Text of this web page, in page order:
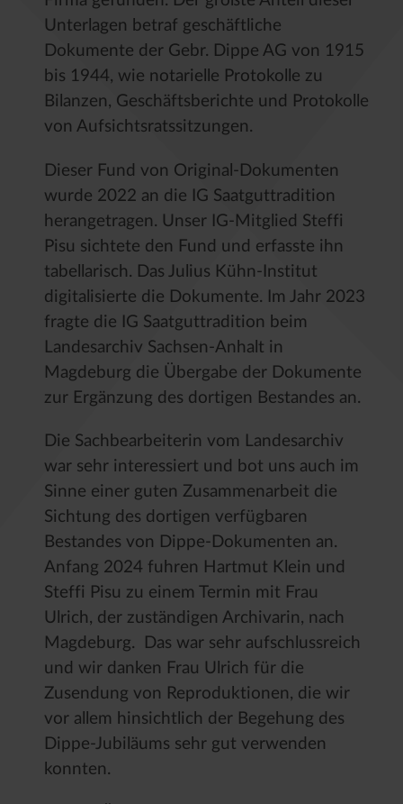
Unterlagen betraf geschäftliche
Dokumente der Gebr. Dippe AG von 1915
bis 1944, wie notarielle Protokolle zu
Bilanzen, Geschäftsberichte und Protokolle
von Aufsichtsratssitzungen.
Dieser Fund von Original-Dokumenten
wurde 2022 an die IG Saatguttradition
herangetragen. Unser IG-Mitglied Steffi
Pisu sichtete den Fund und erfasste ihn
tabellarisch. Das Julius Kühn-Institut
digitalisierte die Dokumente. Im Jahr 2023
fragte die IG Saatguttradition beim
Landesarchiv Sachsen-Anhalt in
Magdeburg die Übergabe der Dokumente
zur Ergänzung des dortigen Bestandes an.
Die Sachbearbeiterin vom Landesarchiv
war sehr interessiert und bot uns auch im
Sinne einer guten Zusammenarbeit die
Sichtung des dortigen verfügbaren
Bestandes von Dippe-Dokumenten an.
Anfang 2024 fuhren Hartmut Klein und
Steffi Pisu zu einem Termin mit Frau
Ulrich, der zuständigen Archivarin, nach
Magdeburg. Das war sehr aufschlussreich
und wir danken Frau Ulrich für die
Zusendung von Reproduktionen, die wir
vor allem hinsichtlich der Begehung des
Dippe-Jubiläums sehr gut verwenden
konnten.